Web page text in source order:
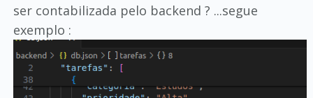
ser contabilizada pelo backend ? ...segue
exemplo :